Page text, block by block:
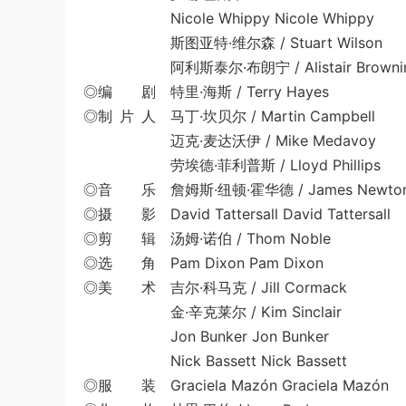
Nicole Whippy Nicole Whippy
斯图亚特·维尔森 / Stuart Wilson
阿利斯泰尔·布朗宁 / Alistair
◎编 剧 特里·海斯 / Terry Hayes
◎制 片 人 马丁·坎贝尔 / Martin Campbell
迈克·麦达沃伊 / Mike Medavoy
劳埃德·菲利普斯 / Lloyd Phillips
◎音 乐 詹姆斯·纽顿·霍华德 / James
◎摄 影 David Tattersall David Tattersall
◎剪 辑 汤姆·诺伯 / Thom Noble
◎选 角 Pam Dixon Pam Dixon
◎美 术 吉尔·科马克 / Jill Cormack
金·辛克莱尔 / Kim Sinclair
Jon Bunker Jon Bunker
Nick Bassett Nick Bassett
◎服 装 Graciela Mazón Graciela Mazón